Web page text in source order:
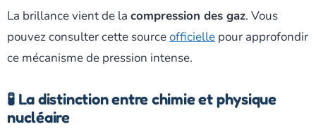
La brillance vient de la compression des gaz. Vous
pouvez consulter cette sourceofficielle pour approfondir
ce mécanisme de pression intense.
🧪 La distinction entre chimie et physique
nucléaire